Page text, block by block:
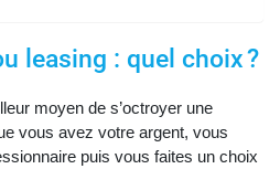
leasing : quel choix ?
moyen de s’octroyer une
vous avez votre argent, vous
puis vous faites un choix